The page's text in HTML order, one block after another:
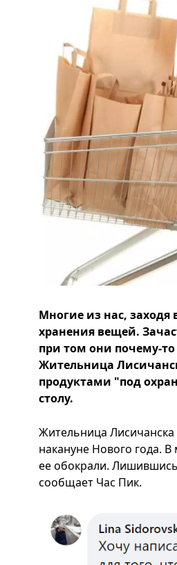
Многие из нас, заходя
хранения вещей.
при том они почему-то
Жительница
продуктами "под
столу.
Жительница Лисичанска
накануне Нового года.
ее обокрали.
сообщает Час Пик.